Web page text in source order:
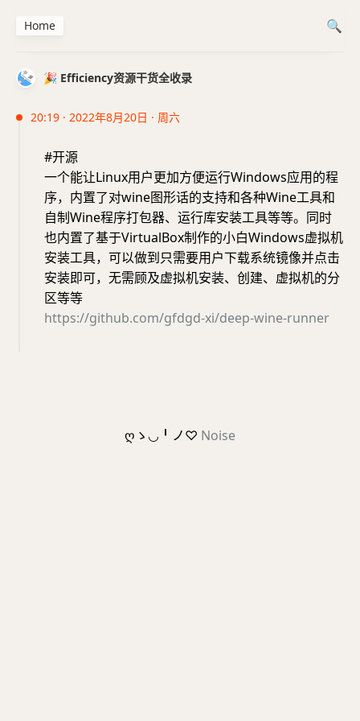
🎉 Efficiency资源干货全收录
20:19 · 2022年8月20日 · 周六
#开源
一个能让Linux用户更加方便运行Windows应用的程
序，内置了对wine图形话的支持和各种Wine工具和
自制Wine程序打包器、运行库安装工具等等。同时
也内置了基于VirtualBox制作的小白Windows虚拟机
安装工具，可以做到只需要用户下载系统镜像并点击
安装即可，无需顾及虚拟机安装、创建、虚拟机的分
区等等
https://github.com/gfdgd-xi/deep-wine-runner
Home
ღゝ◡╹ノ♡ Noise